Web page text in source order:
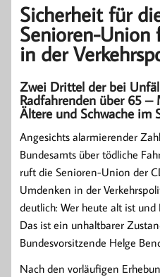
Sicherheit für
Senioren-Union
in der
Zwei Drittel der bei
Radfahrenden über 65 –
Ältere und Schwache im
Angesichts alarmierender
Bundesamts über tödliche
ruft die Senioren-Union der
Umdenken in der
deutlich: Wer heute alt ist
Das ist ein unhaltbarer
Bundesvorsitzende Helge
Nach den vorläufigen